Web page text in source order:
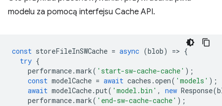
modelu za pomocą interfejsu Cache API.
const storeFileInSWCache = async (blob) => {
try {
performance.mark( 'start-sw-cache-cache' );
const modelCache = await caches .open( 'models' );
await modelCache.put( 'model.bin' , new Response(
performance.mark( 'end-sw-cache-cache' );